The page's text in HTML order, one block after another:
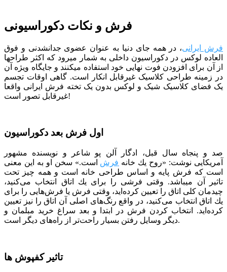
فرش و نکات دکوراسیونی
فرش ایرانی، در همه جای دنیا به عنوان عضوی جدانشدنی و فوق
العاده لوکس در دکوراسیون داخلی به شمار میرود که اکثر طراح­ها
از آن برای افزودن فوت نهایی خود استفاده می­کنند و جایگاه ویژه آن
در زمینه طراحی کلاسیک غیرقابل انکار است. گاهی اوقات تجسم
یک فضای کلاسیک شیک و لوکس بدون یک تخته فرش ایرانی واقعا
غیرقابل تصور است!
اول فرش بعد دکوراسیون
صد و پنجاه سال قبل، ادگار آلن پو شاعر و نویسنده مشهور
آمریکایی نوشت: «روح یك خانه فرش است.» سخن او به این معنی
است كه فرش پایه و اساس طراحی خانه است و همه چیز تحت
تاثیر آن می­باشد. وقتی فرشی را برای یك اتاق انتخاب می‌كنید،
چیدمان كلی اتاق را تعیین كرده‌اید، وقتی فرش یا فرش‌هایی را برای
یك اتاق انتخاب می‌كنید، در واقع رنگ‌های اصلی آن اتاق را نیز تعیین
كرده‌اید. انتخاب کردن فرش در ابتدا و بعد سراغ خرید مبلمان و
دیگر وسایل رفتن بسیار راحت‌تر از راه‌های دیگر است.
تاثیر کفپوش ها